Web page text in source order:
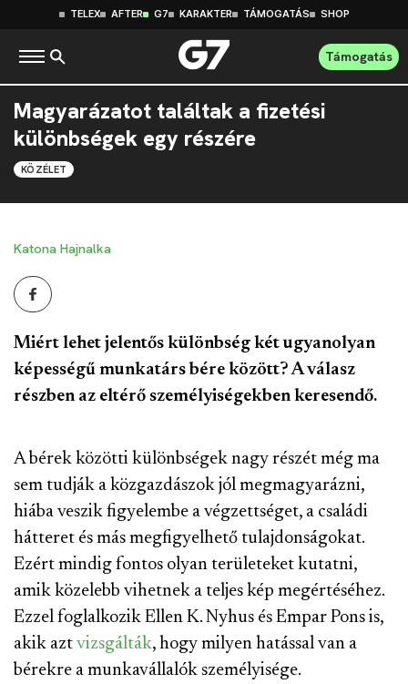
TELEX AFTER G7 KARAKTER TÁMOGATÁS SHOP
Támogatás
Magyarázatot találtak a fizetési
különbségek egy részére
KÖZÉLET
Katona Hajnalka
Miért lehet jelentős különbség két ugyanolyan
képességű munkatárs bére között? A válasz
részben az eltérő személyiségekben keresendő.
A bérek közötti különbségek nagy részét még ma
sem tudják a közgazdászok jól megmagyarázni,
hiába veszik figyelembe a végzettséget, a családi
hátteret és más megfigyelhető tulajdonságokat.
Ezért mindig fontos olyan területeket kutatni,
amik közelebb vihetnek a teljes kép megértéséhez.
Ezzel foglalkozik Ellen K. Nyhus és Empar Pons is,
akik azt vizsgálták, hogy milyen hatással van a
bérekre a munkavállalók személyisége.